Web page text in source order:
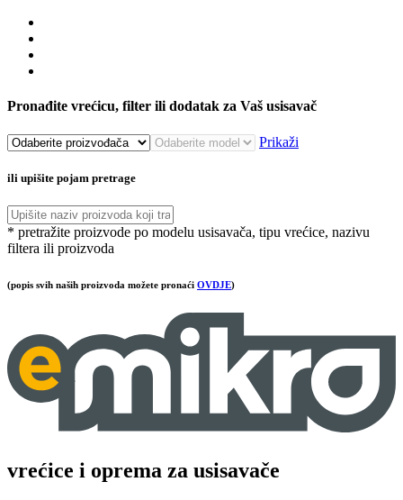
Pronađite vrećicu, filter ili dodatak za Vaš usisavač
Prikaži
ili upišite pojam pretrage
* pretražite proizvode po modelu usisavača, tipu vrećice, nazivu
filtera ili proizvoda
(popis svih naših proizvoda možete pronaći OVDJE)
vrećice i oprema za usisavače